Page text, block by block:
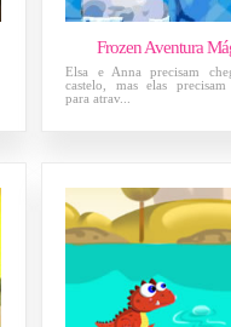
Frozen Aventura
Elsa e Anna precisam
castelo, mas elas
para atrav...